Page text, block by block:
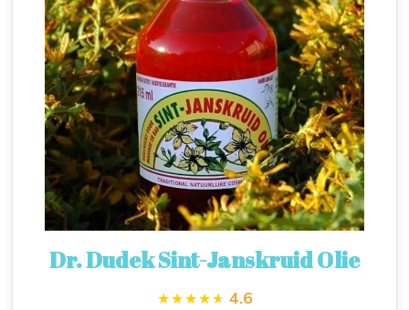
Dr. Dudek Sint-Janskruid Olie
4.6